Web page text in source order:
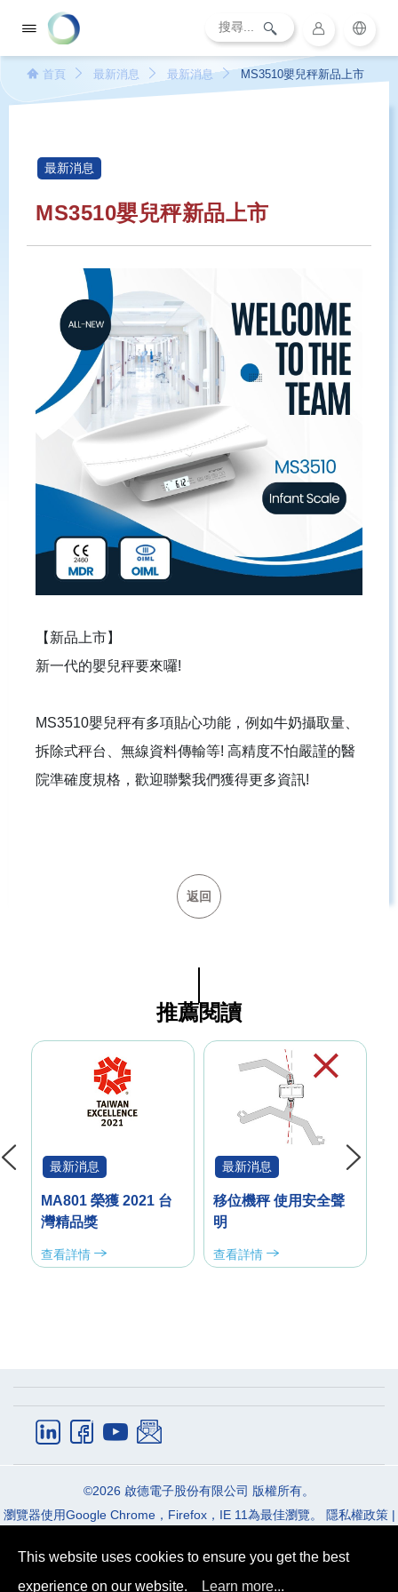
首頁 最新消息 最新消息 MS3510嬰兒秤新品上市
最新消息
MS3510嬰兒秤新品上市
【新品上市】
新一代的嬰兒秤要來囉!
MS3510嬰兒秤有多項貼心功能，例如牛奶攝取量、
拆除式秤台、無線資料傳輸等! 高精度不怕嚴謹的醫
院準確度規格，歡迎聯繫我們獲得更多資訊!
返回
推薦閱讀
最新消息
MA801 榮獲 2021 台
灣精品獎
查看詳情
最新消息
移位機秤 使用安全聲
明
查看詳情
產品資訊
聯絡我們
Phone: +886-4-2406-3766
Address: 41262 台中市 大里區 國中路103號
©2026 啟德電子股份有限公司 版權所有。
瀏覽器使用Google Chrome，Firefox，IE 11為最佳瀏覽。 隱私權政策|
This website uses cookies to ensure you get the best
experience on our website.
Learn more...